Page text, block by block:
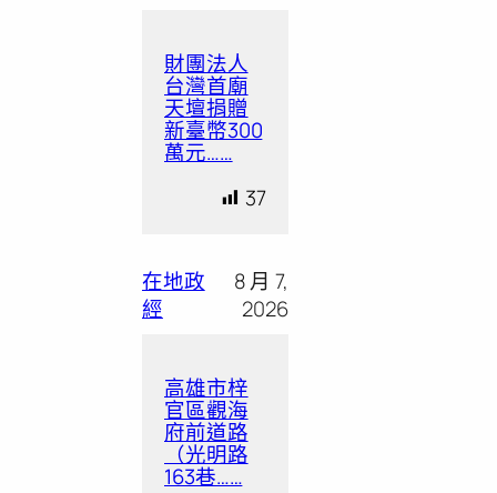
財團法人
台灣首廟
天壇捐贈
新臺幣300
萬元……
37
在地政
經
8 月 7,
2026
高雄市梓
官區觀海
府前道路
（光明路
163巷……